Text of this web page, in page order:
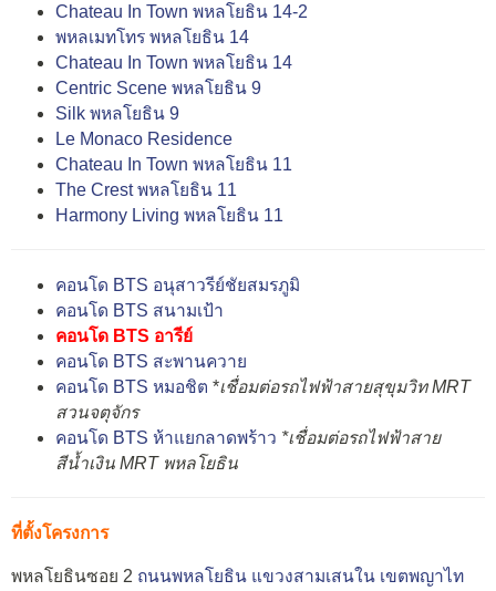
Chateau In Town พหลโยธิน 14-2
พหลเมทโทร พหลโยธิน 14
Chateau In Town พหลโยธิน 14
Centric Scene พหลโยธิน 9
Silk พหลโยธิน 9
Le Monaco Residence
Chateau In Town พหลโยธิน 11
The Crest พหลโยธิน 11
Harmony Living พหลโยธิน 11
คอนโด BTS อนุสาวรีย์ชัยสมรภูมิ
คอนโด BTS สนามเป้า
คอนโด BTS อารีย์
คอนโด BTS สะพานควาย
คอนโด BTS หมอชิต *เชื่อมต่อรถไฟฟ้าสายสุขุมวิท MRT
สวนจตุจักร
คอนโด BTS ห้าแยกลาดพร้าว *เชื่อมต่อรถไฟฟ้าสาย
สีน้ำเงิน MRT พหลโยธิน
ที่ตั้งโครงการ
พหลโยธินซอย 2 ถนนพหลโยธิน แขวงสามเสนใน เขตพญาไท